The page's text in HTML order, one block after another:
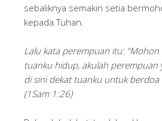
sebaliknya semakin setia
kepada Tuhan.
Lalu kata perempuan itu:
tuanku hidup, akulah perempuan
di sini dekat tuanku untuk berdoa
(1Sam 1:26)